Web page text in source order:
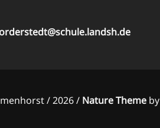
/ 2026 / Nature Themeby